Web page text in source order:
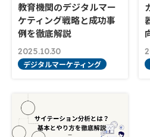
教育機関のデジタルマー
ケティング戦略と成功事
例を徹底解説
2025.10.30
デジタルマーケティング